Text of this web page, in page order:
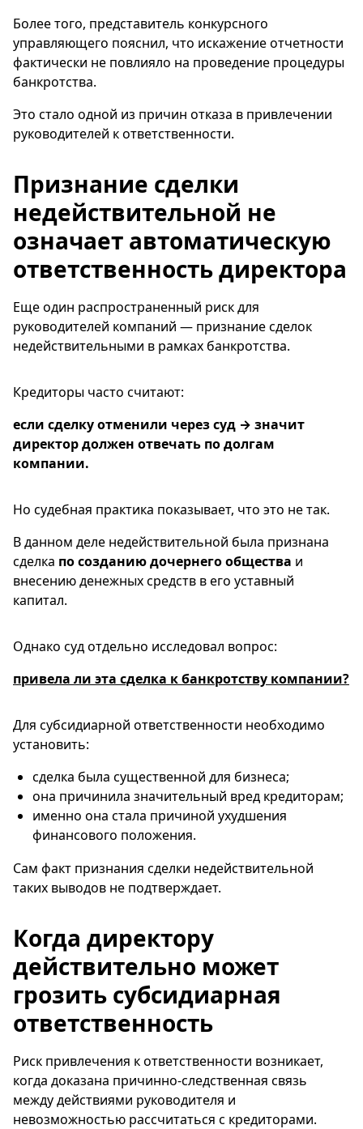
Более того, представитель конкурсного
управляющего пояснил, что искажение отчетности
фактически не повлияло на проведение процедуры
банкротства.
Это стало одной из причин отказа в привлечении
руководителей к ответственности.
Признание сделки
недействительной не
означает автоматическую
ответственность директора
Еще один распространенный риск для
руководителей компаний — признание сделок
недействительными в рамках банкротства.
Кредиторы часто считают:
если сделку отменили через суд → значит
директор должен отвечать по долгам
компании.
Но судебная практика показывает, что это не так.
В данном деле недействительной была признана
сделка по созданию дочернего общества и
внесению денежных средств в его уставный
капитал.
Однако суд отдельно исследовал вопрос:
привела ли эта сделка к банкротству компании?
Для субсидиарной ответственности необходимо
установить:
сделка была существенной для бизнеса;
она причинила значительный вред кредиторам;
именно она стала причиной ухудшения
финансового положения.
Сам факт признания сделки недействительной
таких выводов не подтверждает.
Когда директору
действительно может
грозить субсидиарная
ответственность
Риск привлечения к ответственности возникает,
когда доказана причинно-следственная связь
между действиями руководителя и
невозможностью рассчитаться с кредиторами.